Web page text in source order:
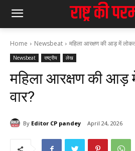
Home Newsbeat महिला आरक्षण की आड़ में
Newsbeat राष्ट्रीय लेख
महिला आरक्षण की आड़
वार?
By Editor CP pandey April 24, 2026